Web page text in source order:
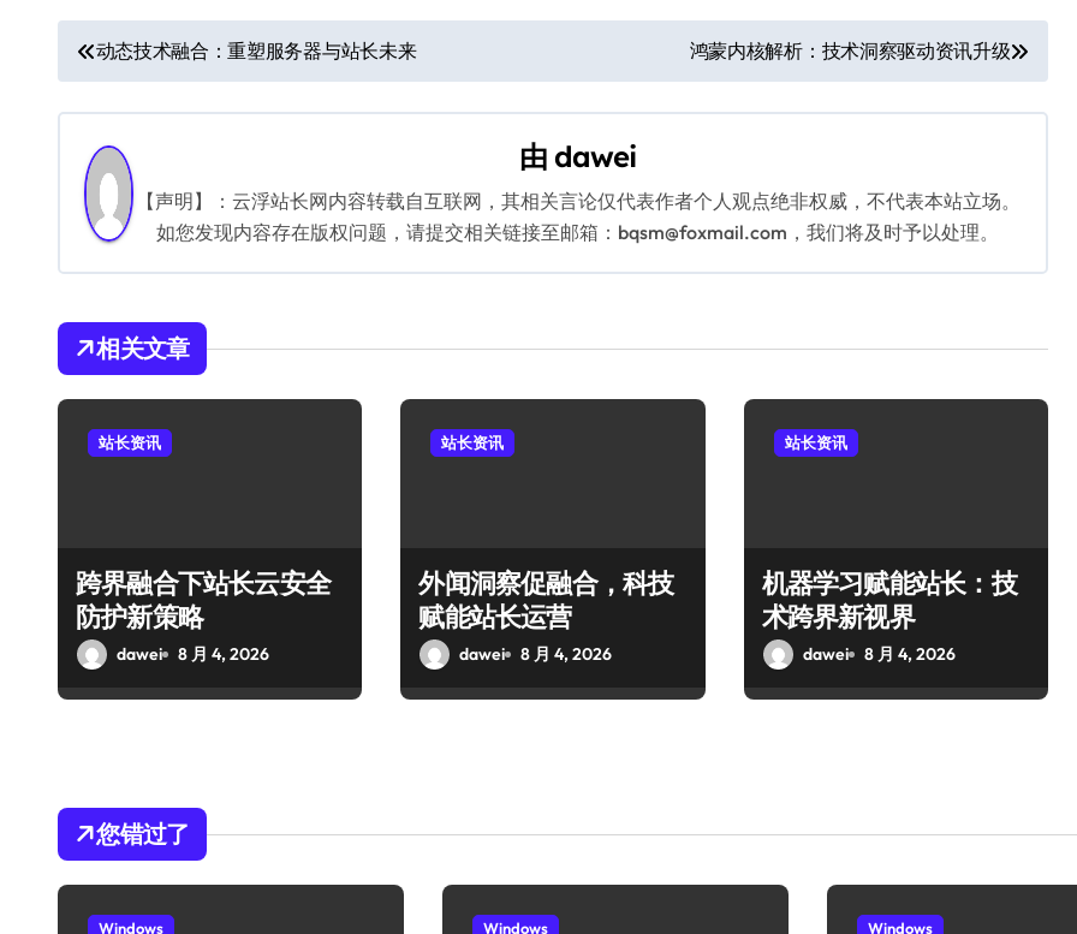
文
章
导
航
动态技术融合：重塑服务器与站长未来 鸿蒙内核解析：技术洞察驱动资讯升级
由 dawei
【声明】：云浮站长网内容转载自互联网，其相关言论仅代表作者个人观点绝非权威，不代表本站立场。
如您发现内容存在版权问题，请提交相关链接至邮箱：bqsm@foxmail.com，我们将及时予以处理。
相关文章
站长资讯
跨界融合下站长云安全
防护新策略
dawei 8 月 4, 2026
站长资讯
外闻洞察促融合，科技
赋能站长运营
dawei 8 月 4, 2026
站长资讯
机器学习赋能站长：技
术跨界新视界
dawei 8 月 4, 2026
您错过了
Windows Windows Windows